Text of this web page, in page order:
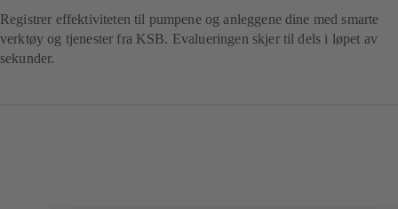
Registrer effektiviteten til pumpene og anleggene dine med smarte
verktøy og tjenester fra KSB. Evalueringen skjer til dels i løpet av
sekunder.